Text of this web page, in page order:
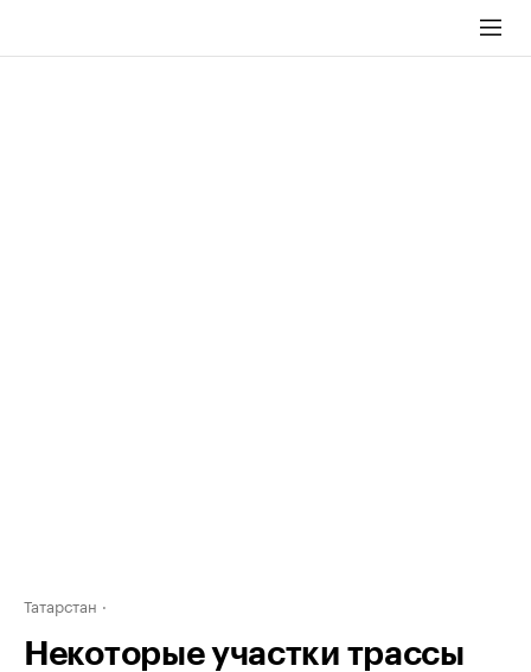
Татарстан
Некоторые участки трассы